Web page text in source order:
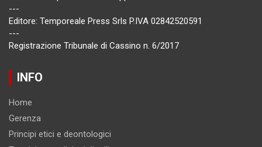
---
Editore: Temporeale Press Srls P.IVA 02842520591
---
Registrazione Tribunale di Cassino n. 6/2017
INFO
Home
Gerenza
Principi etici e deontologici